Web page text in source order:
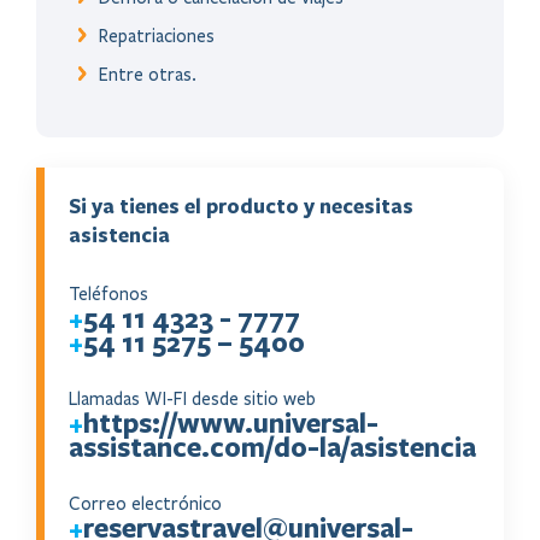
Repatriaciones
Entre otras.
Si ya tienes el producto y necesitas
asistencia
Teléfonos
+54 11 4323 - 7777
+54 11 5275 – 5400
Llamadas WI-FI desde sitio web
+https://www.universal-
assistance.com/do-la/asistencia
Correo electrónico
+reservastravel@universal-